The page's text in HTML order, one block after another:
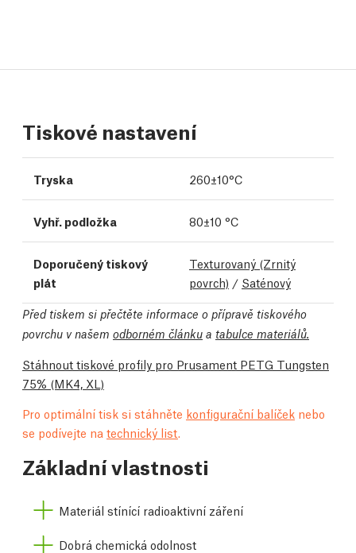
Tiskové nastavení
Tryska 260±10°C
Vyhř. podložka 80±10 °C
Doporučený tiskový
plát
Texturovaný (Zrnitý
povrch) / Saténový
Před tiskem si přečtěte informace o přípravě tiskového
povrchu v našem odborném článku a tabulce materiálů.
Stáhnout tiskové profily pro Prusament PETG Tungsten
75% (MK4, XL)
Pro optimální tisk si stáhněte konfigurační balíček nebo
se podívejte na technický list.
Základní vlastnosti
Materiál stínící radioaktivní záření
Dobrá chemická odolnost